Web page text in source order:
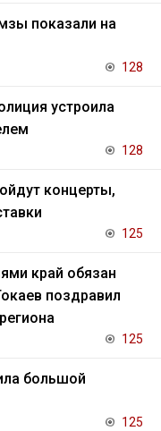
показали на
128
устроила
128
концерты,
125
край обязан
поздравил
125
большой
125